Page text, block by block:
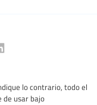
lo contrario, todo el
de usar bajo